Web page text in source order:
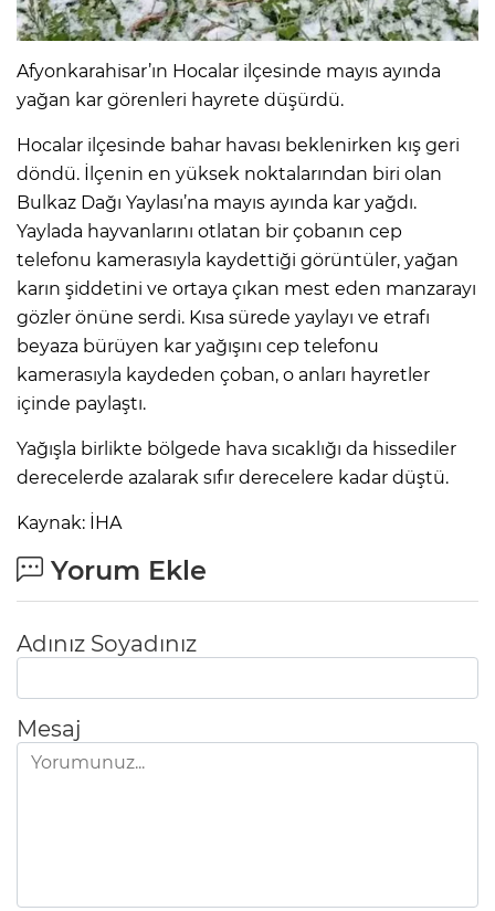
Afyonkarahisar’ın Hocalar ilçesinde mayıs ayında
yağan kar görenleri hayrete düşürdü.
Hocalar ilçesinde bahar havası beklenirken kış geri
döndü. İlçenin en yüksek noktalarından biri olan
Bulkaz Dağı Yaylası’na mayıs ayında kar yağdı.
Yaylada hayvanlarını otlatan bir çobanın cep
telefonu kamerasıyla kaydettiği görüntüler, yağan
karın şiddetini ve ortaya çıkan mest eden manzarayı
gözler önüne serdi. Kısa sürede yaylayı ve etrafı
beyaza bürüyen kar yağışını cep telefonu
kamerasıyla kaydeden çoban, o anları hayretler
içinde paylaştı.
Yağışla birlikte bölgede hava sıcaklığı da hissediler
derecelerde azalarak sıfır derecelere kadar düştü.
Kaynak: İHA
Yorum Ekle
Adınız Soyadınız
Mesaj